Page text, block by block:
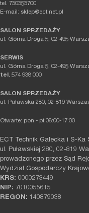
tel. 730353700
E-mail: sklep@ect.net.pl
SALON SPRZEDAŻY
ul. Górna Droga 5, 02-495
SERWIS
ul. Górna Droga 5, 02-495
tel. 574 938 000
SALON SPRZEDAŻY
ul. Puławska 280, 02-819
Otwarte: pon - pt 08:00-17:00
ECT Technik Gałecka i S-
ul. Puławskiej 280, 02-819
prowadzonego przez Sąd
Wydział Gospodarczy
KRS: 0000273449
NIP: 7010055615
REGON: 140879038